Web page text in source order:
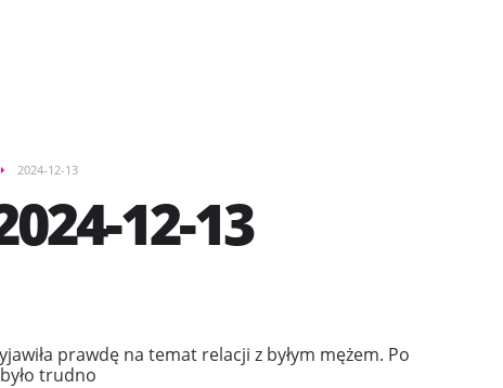
2024-12-13
12-13
prawdę na temat relacji z byłym mężem. Po
trudno